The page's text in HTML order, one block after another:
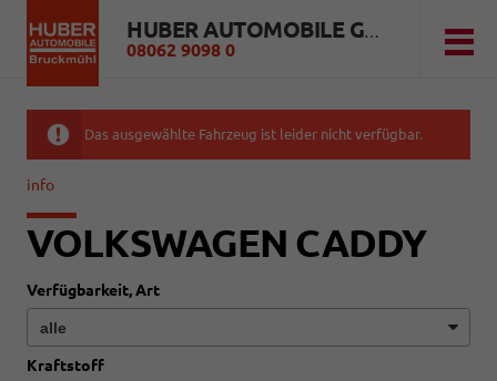
HUBER AUTOMOBILE GMBH
08062 9098 0
Das ausgewählte Fahrzeug ist leider nicht verfügbar.
info
VOLKSWAGEN CADDY
Verfügbarkeit, Art
Kraftstoff